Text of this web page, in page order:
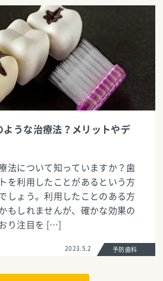
ような治療法？メリットやデ
法について知っていますか？歯
を利用したことがあるという方
しょう。利用したことのある方
もしれませんが、確かな効果の
り注目を […]
2023.5.2 予防歯科